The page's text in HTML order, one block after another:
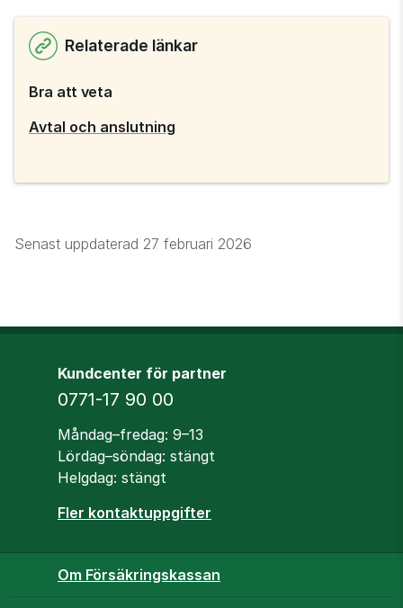
Relaterade länkar
Bra att veta
Avtal och anslutning
Senast uppdaterad 27 februari 2026
Kundcenter för partner
Telefon
0771-17 90 00
Öppettider
Måndag–fredag: 9–13
Lördag–söndag: stängt
Helgdag: stängt
Fler kontaktuppgifter
Om Försäkringskassan